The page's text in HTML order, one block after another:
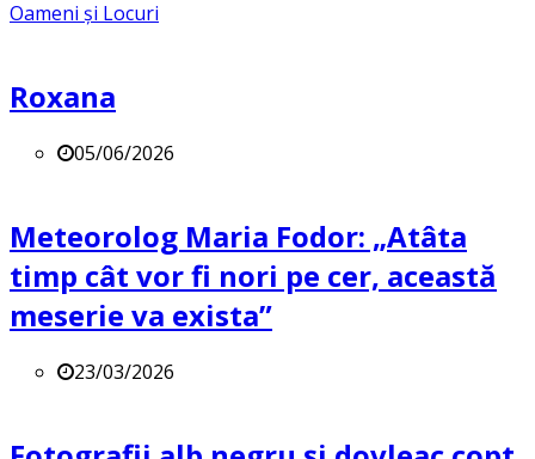
Oameni și Locuri
Roxana
05/06/2026
Meteorolog Maria Fodor: „Atâta
timp cât vor fi nori pe cer, această
meserie va exista”
23/03/2026